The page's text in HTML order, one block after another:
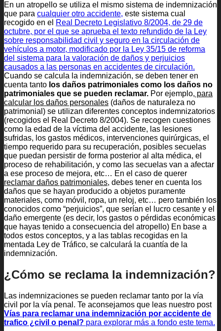
En un atropello se utiliza el mismo sistema de indemnización
que para cualquier otro accidente, este sistema cual
recogido en el Real Decreto Legislativo 8/2004, de 29 de
octubre, por el que se aprueba el texto refundido de la Ley
sobre responsabilidad civil y seguro en la circulación de
vehículos a motor, modificado por la Ley 35/15 de reforma
del sistema para la valoración de daños y perjuicios
causados a las personas en accidentes de circulación.
Cuando se calcula la indemnización, se deben tener en
cuenta tanto los daños patrimoniales como los daños no
patrimoniales que se pueden reclamar. Por ejemplo, para
calcular los daños personales (daños de naturaleza no
patrimonial) se utilizan diferentes conceptos indemnizatorios
(recogidos el Real Decreto 8/2004). Se recogen cuestiones
como la edad de la víctima del accidente, las lesiones
sufridas, los gastos médicos, intervenciones quirúrgicas, el
tiempo requerido para su recuperación, posibles secuelas
que puedan persistir de forma posterior al alta médica, el
proceso de rehabilitación, y como las secuelas van a afectar
a ese proceso de mejora, etc… En el caso de querer
reclamar daños patrimoniales, debes tener en cuenta los
daños que se hayan producido a objetos puramente
materiales, como móvil, ropa, un reloj, etc… pero también los
conocidos como “perjuicios”, que serían el lucro cesante y el
daño emergente (es decir, los gastos o pérdidas económicas
que hayas tenido a consecuencia del atropello) En base a
todos estos conceptos, y a las tablas recogidas en la
mentada Ley de Tráfico, se calculará la cuantía de la
indemnización.
¿Cómo se reclama la indemnización?
Las indemnizaciones se pueden reclamar tanto por la vía
civil por la vía penal. Te aconsejamos que leas nuestro post
Vías para reclamar una indemnización por accidente de
trafico ¿civil o penal? para explorar más a fondo este tema.